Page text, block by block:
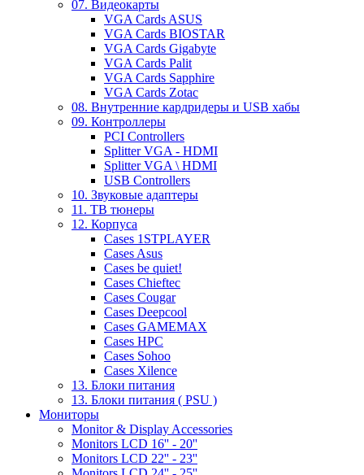
07. Видеокарты
VGA Cards ASUS
VGA Cards BIOSTAR
VGA Cards Gigabyte
VGA Cards Palit
VGA Cards Sapphire
VGA Cards Zotac
08. Внутренние кардридеры и USB хабы
09. Контроллеры
PCI Controllers
Splitter VGA - HDMI
Splitter VGA \ HDMI
USB Controllers
10. Звуковые адаптеры
11. ТВ тюнеры
12. Корпуса
Cases 1STPLAYER
Cases Asus
Cases be quiet!
Cases Chieftec
Cases Cougar
Cases Deepcool
Cases GAMEMAX
Cases HPC
Cases Sohoo
Cases Xilence
13. Блоки питания
13. Блоки питания ( PSU )
Мониторы
Monitor & Display Accessories
Monitors LCD 16'' - 20''
Monitors LCD 22'' - 23''